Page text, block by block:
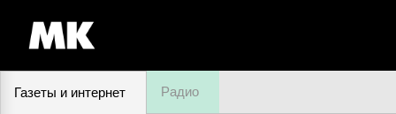
Газеты и интернет Радио